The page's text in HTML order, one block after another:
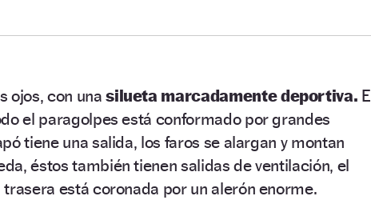
ojos, con unasilueta marcadamente deportiva.
el paragolpes está conformado por grandes
tiene una salida, los faros se alargan y montan
éstos también tienen salidas de ventilación, el
trasera está coronada por un alerón enorme.